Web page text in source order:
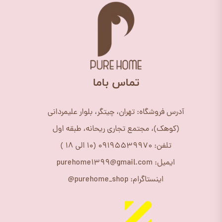
​تماس باما
آدرس فروشگاه: تهران، چیتگر، بلوار علیمردانی
(کوهک)، مجتمع تجاری ریحانه، طبقه اول
تلفن: 09195539970 (10 الی 18 )
ایمیل: purehome1399@gmail.com
اینستاگرام: purehome_shop@